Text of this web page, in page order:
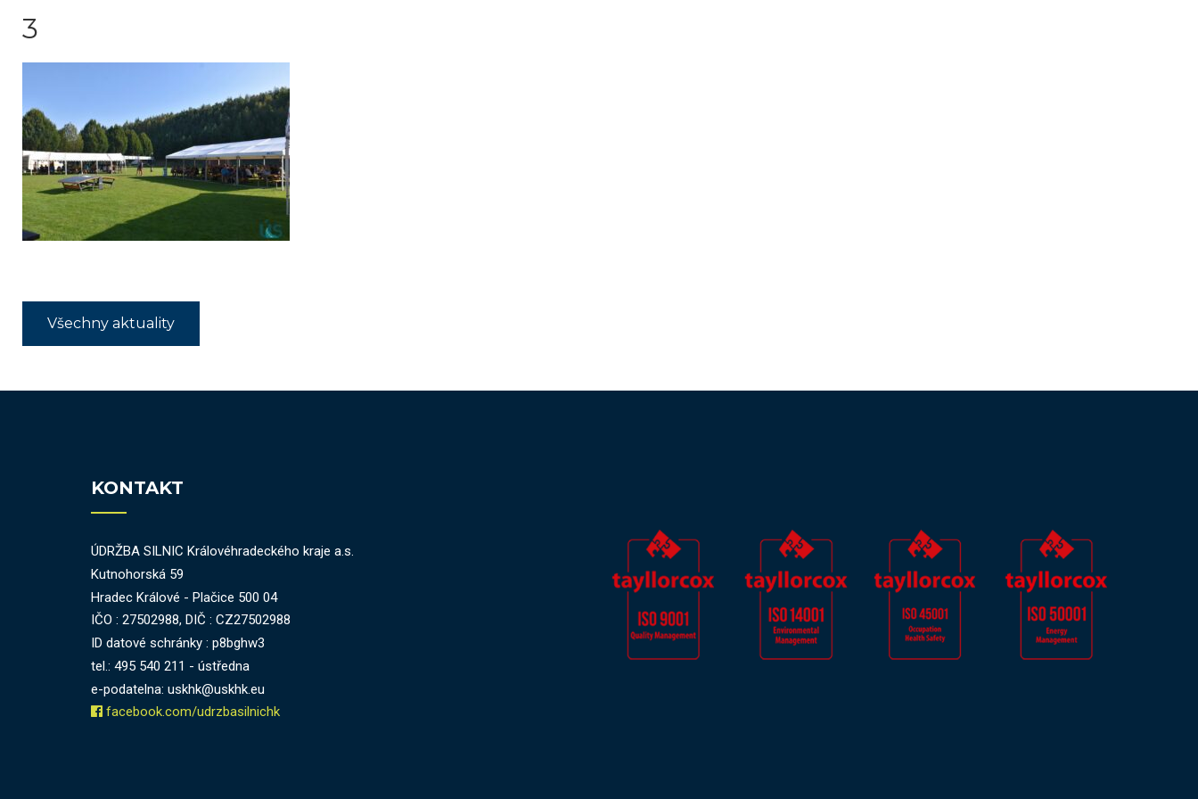
3
Všechny aktuality
KONTAKT
ÚDRŽBA SILNIC Královéhradeckého kraje a.s.
Kutnohorská 59
Hradec Králové - Plačice 500 04
IČO : 27502988, DIČ : CZ27502988
ID datové schránky : p8bghw3
tel.: 495 540 211 - ústředna
e-podatelna: uskhk@uskhk.eu
facebook.com/udrzbasilnichk